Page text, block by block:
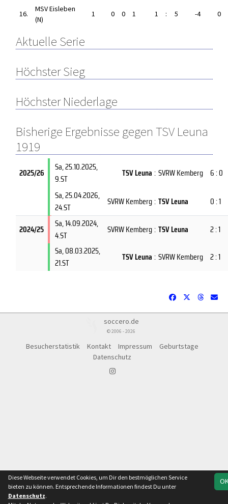
16.
MSV Eisleben
(N)
1 0 0 1 1 : 5 -4 0
Aktuelle Serie
Höchster Sieg
Höchster Niederlage
Bisherige Ergebnisse gegen TSV Leuna
1919
2025/26 Sa, 25.10.2025,
9.ST
TSV Leuna : SVRW Kemberg 6 : 0
Sa, 25.04.2026,
24.ST
SVRW Kemberg: TSV Leuna 0 : 1
2024/25 Sa, 14.09.2024,
4.ST
SVRW Kemberg: TSV Leuna
2 : 1
Sa, 08.03.2025,
21.ST
TSV Leuna : SVRW Kemberg 2 : 1
soccero.de
© 2006 - 2026
Besucherstatistik Kontakt Impressum
Geburtstage
Datenschutz
Diese Webseite verwendet Cookies, um Dir den bestmöglichen Service
bieten zu können. Entsprechende Informationen findest Du unter
Datenschutz.